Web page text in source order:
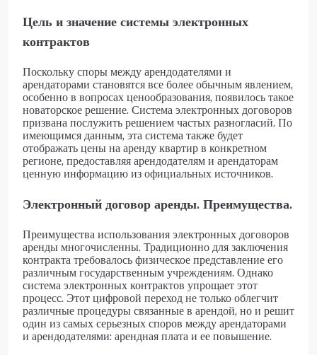
Цель и значение системы электронных
контрактов
Поскольку споры между арендодателями и
арендаторами становятся все более обычным явлением,
особенно в вопросах ценообразования, появилось такое
новаторское решение. Система электронных договоров
призвана послужить решением частых разногласий. По
имеющимся данным, эта система также будет
отображать цены на аренду квартир в конкретном
регионе, предоставляя арендодателям и арендаторам
ценную информацию из официальных источников.
Электронный договор аренды. Преимущества.
Преимущества использования электронных договоров
аренды многочисленны. Традиционно для заключения
контракта требовалось физическое представление его
различным государственным учреждениям. Однако
система электронных контрактов упрощает этот
процесс. Этот цифровой переход не только облегчит
различные процедуры связанные в арендой, но и решит
один из самых серьезных споров между арендаторами
и арендодателями: арендная плата и ее повышение.